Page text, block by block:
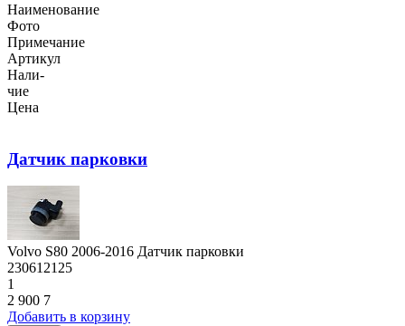
Наименование
Фото
Примечание
Артикул
Нали-
чие
Цена
Датчик парковки
Volvo S80 2006-2016 Датчик парковки
230612125
1
2 900 7
Добавить в корзину